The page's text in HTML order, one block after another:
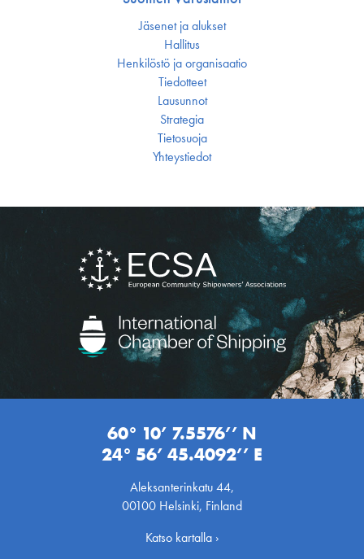
Jäsenet ja alukset
Hallitus
Henkilöstö ja organisaatio
Tiedotteet
Lausunnot
Strategia
Tietosuoja
Yhteystiedot
60° 10’ 7.5576’’ N
24° 56’ 45.4092’’ E
Aleksanterinkatu 44,
00100 Helsinki, Finland
Katso kartalla ›